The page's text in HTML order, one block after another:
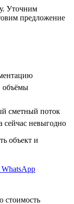
Уточним
предложение
объёмы
сметный поток
сейчас невыгодно
объект и
стоимость